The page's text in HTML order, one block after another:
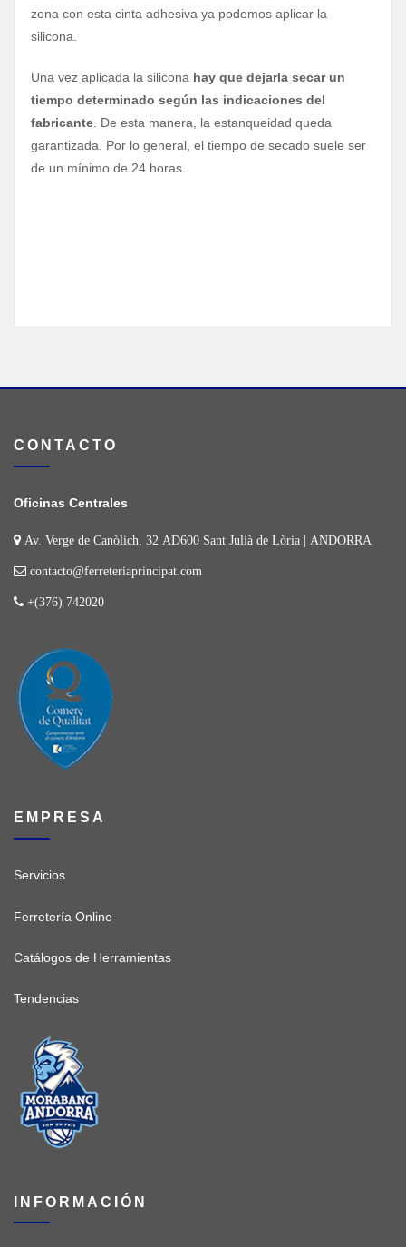
zona con esta cinta adhesiva ya podemos aplicar la
silicona.
Una vez aplicada la silicona hay que dejarla secar un
tiempo determinado según las indicaciones del
fabricante. De esta manera, la estanqueidad queda
garantizada. Por lo general, el tiempo de secado suele ser
de un mínimo de 24 horas.
CONTACTO
Oficinas Centrales
Av. Verge de Canòlich, 32 AD600 Sant Julià de Lòria | ANDORRA
contacto@ferreteriaprincipat.com
+(376) 742020
EMPRESA
Servicios
Ferretería Online
Catálogos de Herramientas
Tendencias
INFORMACIÓN